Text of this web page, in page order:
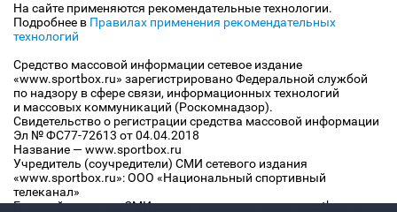
На сайте применяются рекомендательные технологии.
Подробнее в Правилах применения рекомендательных
технологий
Средство массовой информации сетевое издание
«www.sportbox.ru» зарегистрировано Федеральной службой
по надзору в сфере связи, информационных технологий
и массовых коммуникаций (Роскомнадзор).
Свидетельство о регистрации средства массовой информации
Эл № ФС77-72613 от 04.04.2018
Название — www.sportbox.ru
Учредитель (соучредители) СМИ сетевого издания
«www.sportbox.ru»: ООО «Национальный спортивный
телеканал»
Главный редактор СМИ сетевого издания «www.sportbox.ru»: